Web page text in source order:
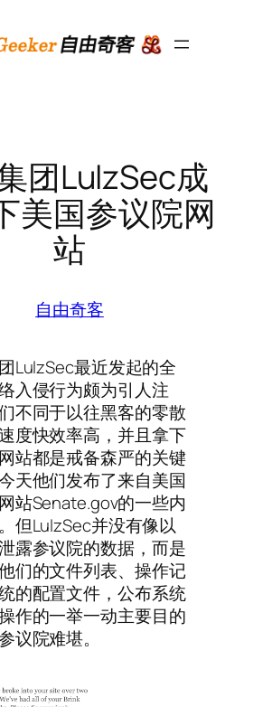
团LulzSec成
美国参议院网
站
自由奇客
LulzSec最近发起的全
入侵行为颇为引人注
不同于以往黑客的零散
度快效率高，并且拿下
站都是戒备森严的关键
天他们发布了来自美国
站Senate.gov的一些内
但LulzSec并没有像以
露参议院的数据，而是
们的文件列表、操作记
的配置文件，公布系统
作的一举一动主要目的
议院难堪。